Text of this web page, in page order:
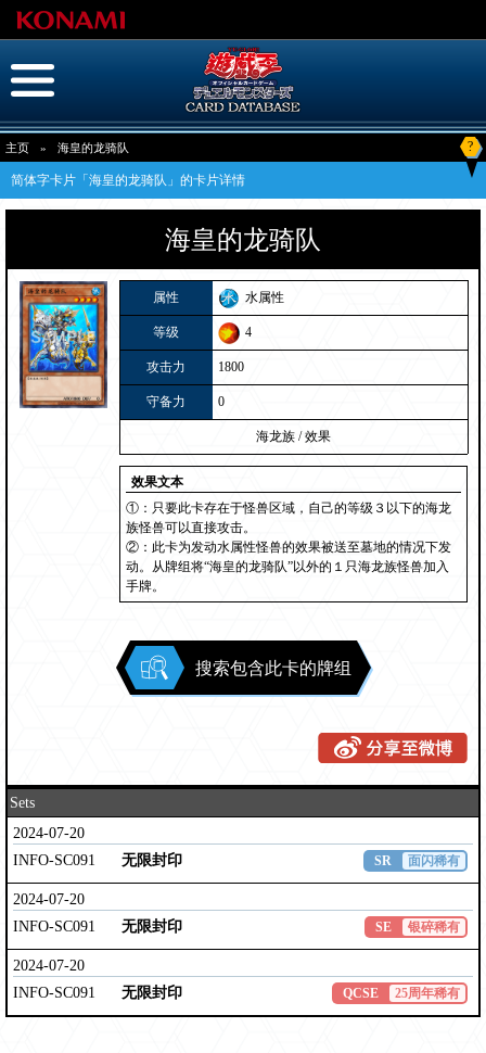
主页 » 海皇的龙骑队 ?
简体字卡片「海皇的龙骑队」的卡片详情
海皇的龙骑队
属性 水属性
等级 4
攻击力 1800
守备力 0
海龙族 / 效果
效果文本
①：只要此卡存在于怪兽区域，自己的等级３以下的海龙
族怪兽可以直接攻击。
②：此卡为发动水属性怪兽的效果被送至墓地的情况下发
动。从牌组将“海皇的龙骑队”以外的１只海龙族怪兽加入
手牌。
搜索包含此卡的牌组
Sets
2024-07-20
INFO-SC091
无限封印 SR 面闪稀有
2024-07-20
INFO-SC091
无限封印 SE 银碎稀有
2024-07-20
INFO-SC091
无限封印 QCSE 25周年稀有